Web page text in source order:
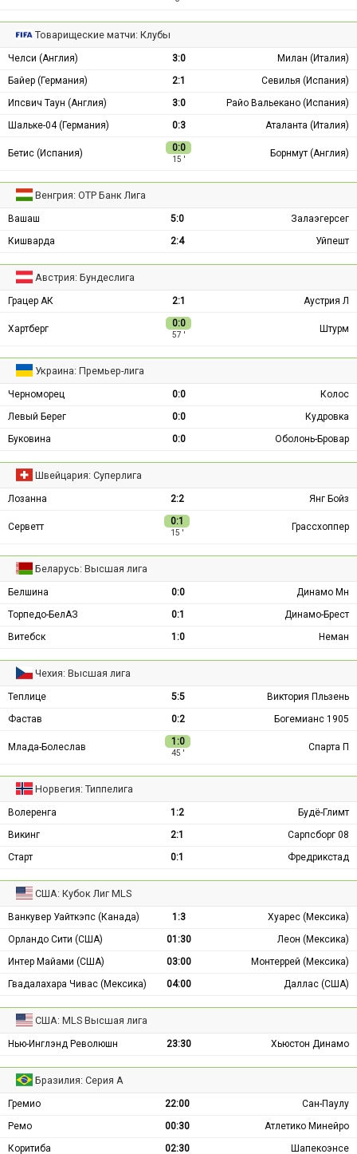
Товарищеские матчи: Клубы
Челси (Англия) 3:0
Милан (Италия)
Байер (Германия)
2:1
Севилья (Испания)
Ипсвич Таун (Англия)
3:0
Райо Вальекано (Испания)
Шальке-04 (Германия)
0:3 Аталанта (Италия)
Бетис (Испания) 0:0
15 ′
Борнмут (Англия)
Венгрия: ОТР Банк Лига
Вашаш 5:0
Залаэгерсег
Кишварда
2:4 Уйпешт
Австрия: Бундеслига
Грацер АК 2:1 Аустрия Л
Хартберг 0:0
57 ′
Штурм
Украина: Премьер-лига
Черноморец 0:0
Колос
Левый Берег
0:0
Кудровка
Буковина
0:0 Оболонь-Бровар
Швейцария: Суперлига
Лозанна 2:2 Янг Бойз
Серветт 0:1
15 ′
Грассхоппер
Беларусь: Высшая лига
Белшина 0:0
Динамо Мн
Торпедо-БелАЗ
0:1
Динамо-Брест
Витебск
1:0 Неман
Чехия: Высшая лига
Теплице 5:5
Виктория Пльзень
Фастав
0:2 Богемианс 1905
Млада-Болеслав 1:0
45 ′
Спарта П
Норвегия: Типпелига
Волеренга 1:2
Будё-Глимт
Викинг
2:1
Сарпсборг 08
Старт
0:1 Фредрикстад
США: Кубок Лиг MLS
Ванкувер Уайткэпс (Канада) 1:3
Хуарес (Мексика)
Орландо Сити (США)
01:30
Леон (Мексика)
Интер Майами (США)
03:00
Монтеррей (Мексика)
Гвадалахара Чивас (Мексика)
04:00 Даллас (США)
США: MLS Высшая лига
Нью-Инглэнд Революшн 23:30 Хьюстон Динамо
Бразилия: Серия А
Гремио 22:00
Сан-Паулу
Ремо
00:30
Атлетико Минейро
Коритиба
02:30
Шапекоэнсе